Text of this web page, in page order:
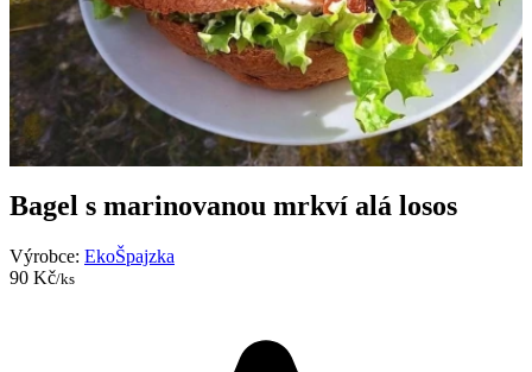
Bagel s marinovanou mrkví alá losos
Výrobce: EkoŠpajzka
90 Kč/ks